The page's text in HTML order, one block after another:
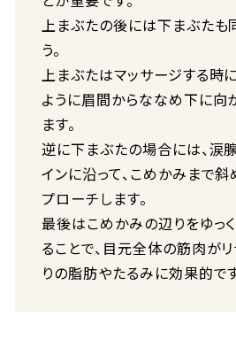
上まぶたの後には下まぶたも
う。
上まぶたはマッサージする時
ように眉間からななめ下に向
ます。
逆に下まぶたの場合には、涙
インに沿って、こめかみまで
プローチします。
最後はこめかみの辺りをゆっ
ることで、目元全体の筋肉がリ
りの脂肪やたるみに効果的です